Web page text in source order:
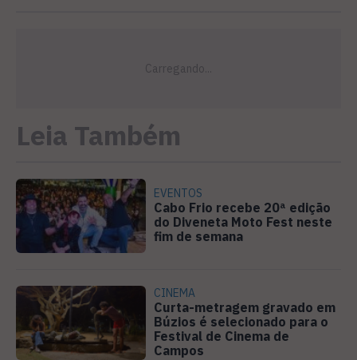
Leia Também
EVENTOS
Cabo Frio recebe 20ª edição
do Diveneta Moto Fest neste
fim de semana
CINEMA
Curta-metragem gravado em
Búzios é selecionado para o
Festival de Cinema de
Campos